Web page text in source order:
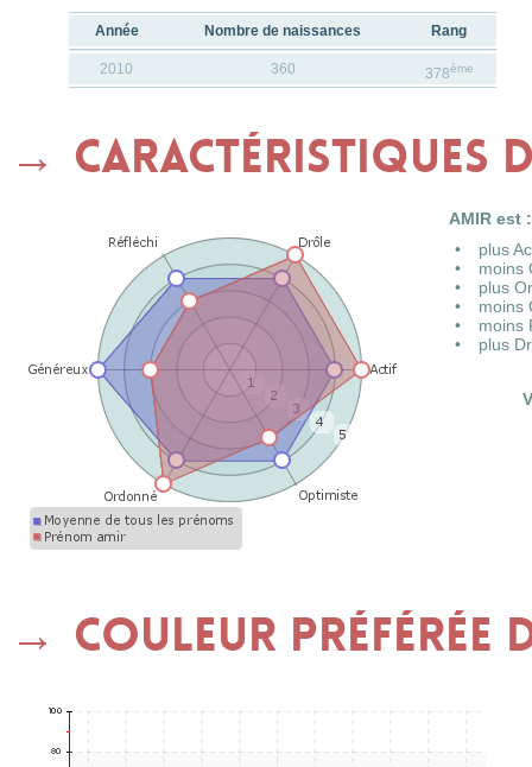
Année Nombre de naissances Rang
2010 360 378ème
Caractéristiques
AMIR est :
plus
moins
plus
moins
moins
plus
Couleur préférée